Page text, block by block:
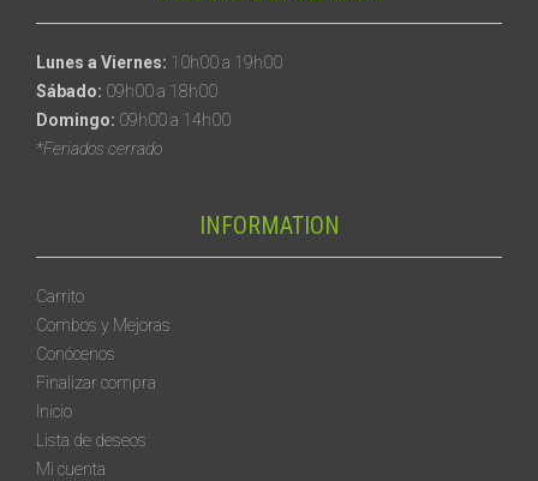
Lunes a Viernes: 10h00 a 19h00
Sábado: 09h00 a 18h00
Domingo: 09h00 a 14h00
*Feriados cerrado
INFORMATION
Carrito
Combos y Mejoras
Conócenos
Finalizar compra
Inicio
Lista de deseos
Mi cuenta